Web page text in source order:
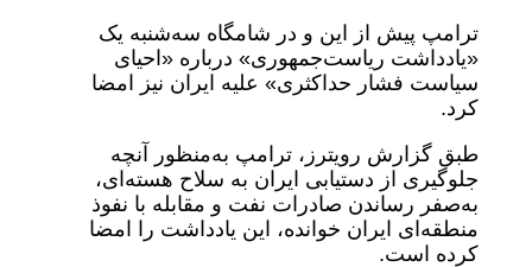
ترامپ پیش از این و در شامگاه سه‌شنبه یک
«یادداشت ریاست‌جمهوری» درباره «احیای
سیاست فشار حداکثری» علیه ایران نیز امضا
کرد.
طبق گزارش رویترز، ترامپ به‌منظور آنچه
جلوگیری از دستیابی ایران به سلاح هسته‌ای،
به‌صفر رساندن صادرات نفت و مقابله با نفوذ
منطقه‌ای ایران خوانده، این یادداشت را امضا
کرده است.